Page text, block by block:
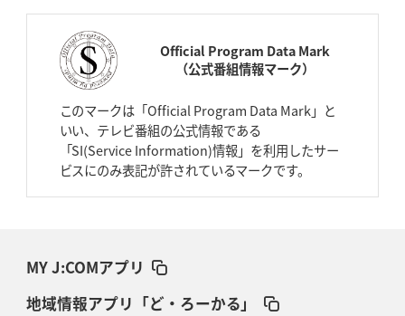
Official Program Data Mark
（公式番組情報マーク）
このマークは「Official Program Data Mark」と
いい、テレビ番組の公式情報である
「SI(Service Information)情報」を利用したサー
ビスにのみ表記が許されているマークです。
MY J:COMアプリ
地域情報アプリ「ど・ろーかる」